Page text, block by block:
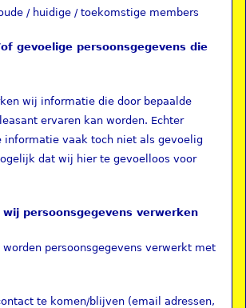
/ huidige / toekomstige members
gevoelige persoonsgegevens die
wij informatie die door bepaalde
ervaren kan worden. Echter
informatie vaak toch niet als gevoelig
dat wij hier te gevoelloos voor
persoonsgegevens verwerken
worden persoonsgegevens verwerkt met
te komen/blijven (email adressen,